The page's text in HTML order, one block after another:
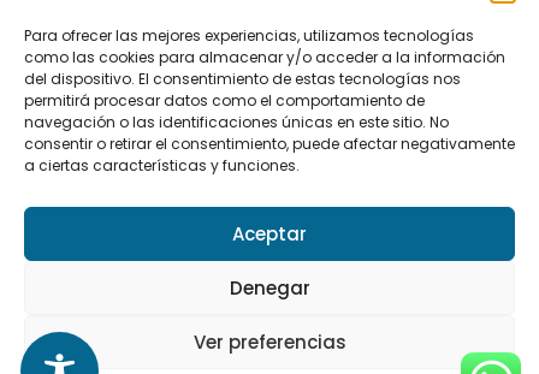
Para ofrecer las mejores experiencias, utilizamos tecnologías
como las cookies para almacenar y/o acceder a la información
del dispositivo. El consentimiento de estas tecnologías nos
permitirá procesar datos como el comportamiento de
navegación o las identificaciones únicas en este sitio. No
consentir o retirar el consentimiento, puede afectar negativamente
a ciertas características y funciones.
Aceptar
Denegar
Ver preferencias
Aviso legal
Política de privacidad
Política de cookies (UE)